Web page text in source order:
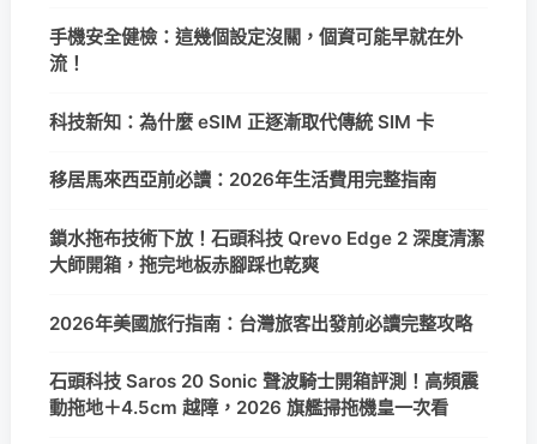
手機安全健檢：這幾個設定沒關，個資可能早就在外
流！
科技新知：為什麼 eSIM 正逐漸取代傳統 SIM 卡
移居馬來西亞前必讀：2026年生活費用完整指南
鎖水拖布技術下放！石頭科技 Qrevo Edge 2 深度清潔
大師開箱，拖完地板赤腳踩也乾爽
2026年美國旅行指南：台灣旅客出發前必讀完整攻略
石頭科技 Saros 20 Sonic 聲波騎士開箱評測！高頻震
動拖地＋4.5cm 越障，2026 旗艦掃拖機皇一次看